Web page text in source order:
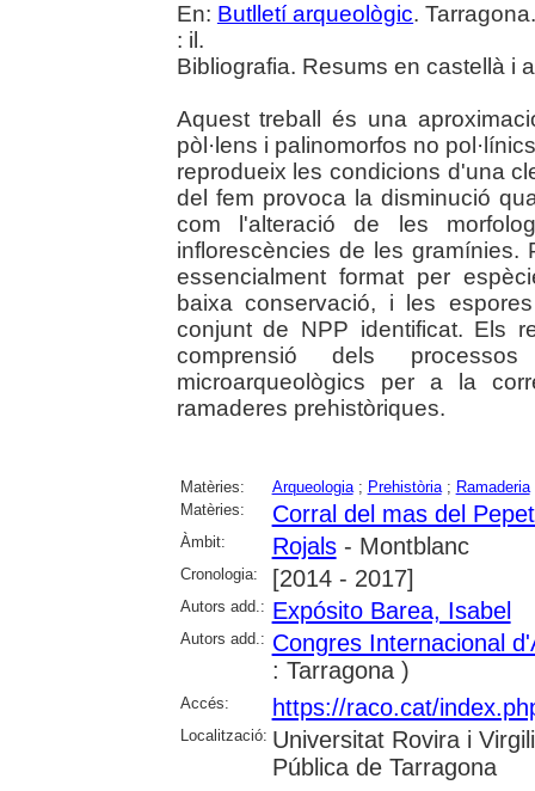
En: Butlletí arqueològic.
: il.
Bibliografia. Resums en castellà i
Aquest treball és una
pòl·lens i palinomorfos no
reprodueix les condicions d'una
del fem provoca la disminució
com l'alteració de les
inflorescències de les gramínies.
essencialment format per
baixa conservació, i les
conjunt de NPP identificat. Els
comprensió dels
microarqueològics per a la
ramaderes prehistòriques.
Matèries: Arqueologia; Prehistòria; Ramaderia
Matèries:
Corral del mas del
Àmbit: Rojals- Montblanc
Cronologia: [2014 - 2017]
Autors add.: Expósito Barea, Isabel
Autors add.: Congres Internacional
: Tarragona )
Accés: https://raco.cat/
Localització: Universitat Rovira i
Pública de Tarragona